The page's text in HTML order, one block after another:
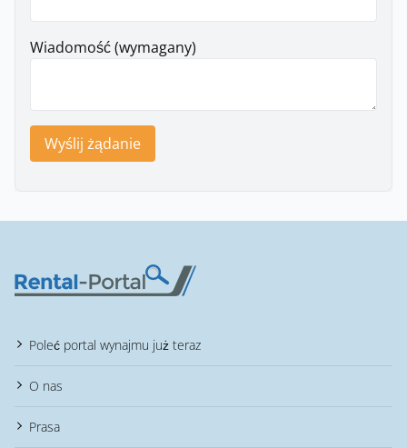
Wiadomość (wymagany)
Wyślij żądanie
Poleć portal wynajmu już teraz
O nas
Prasa